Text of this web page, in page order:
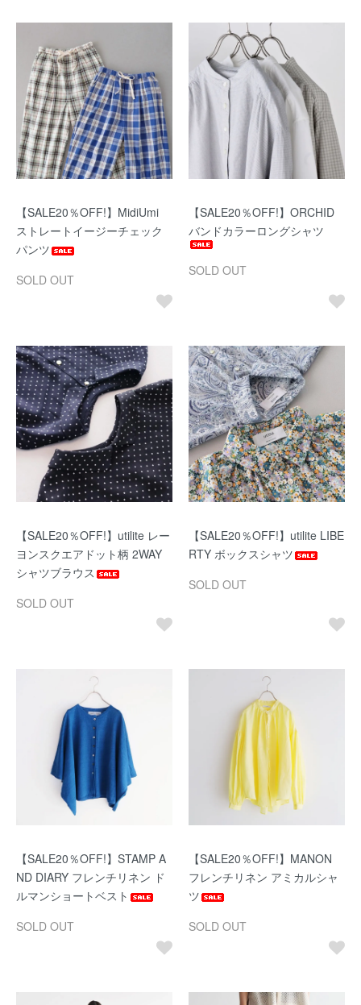
【SALE20％OFF!】MidiUmi
ストレートイージーチェック
パンツ
SOLD OUT
【SALE20％OFF!】ORCHID
バンドカラーロングシャツ
SOLD OUT
【SALE20％OFF!】utilite レー
ヨンスクエアドット柄 2WAY
シャツブラウス
SOLD OUT
【SALE20％OFF!】utilite LIBE
RTY ボックスシャツ
SOLD OUT
【SALE20％OFF!】STAMP A
ND DIARY フレンチリネン ド
ルマンショートベスト
SOLD OUT
【SALE20％OFF!】MANON
フレンチリネン アミカルシャ
ツ
SOLD OUT